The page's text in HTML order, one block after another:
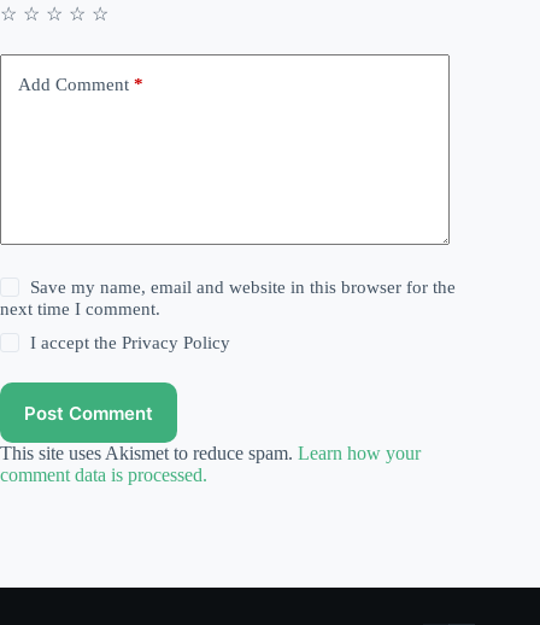
☆
☆
☆
☆
☆
Add Comment *
Save my name, email and website in this browser for the
next time I comment.
I accept thePrivacy Policy
Post Comment
This site uses Akismet to reduce spam. Learn how your
comment data is processed.